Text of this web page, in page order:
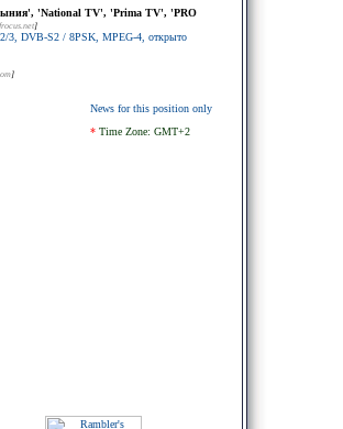
'National TV', 'Prima TV', 'PRO
frocus.net]
3, DVB-S2 / 8PSK, MPEG-4, открыто
]
News for this position only
* Time Zone: GMT+2